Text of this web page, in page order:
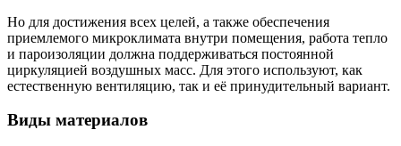
Но для достижения всех целей, а также обеспечения
приемлемого микроклимата внутри помещения, работа тепло
и пароизоляции должна поддерживаться постоянной
циркуляцией воздушных масс. Для этого используют, как
естественную вентиляцию, так и её принудительный вариант.
Виды материалов